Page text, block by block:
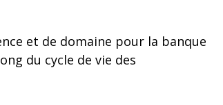
et de domaine pour la banque
du cycle de vie des